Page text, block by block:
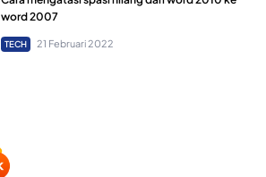
word 2007
TECH 21 Februari 2022